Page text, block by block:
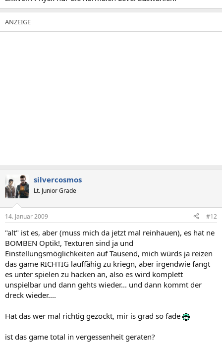
silvercosmos
Lt. Junior Grade
14. Januar 2009 #12
"alt" ist es, aber (muss mich da jetzt mal reinhauen), es hat ne
BOMBEN Optik!, Texturen sind ja und
Einstellungsmöglichkeiten auf Tausend, mich würds ja reizen
das game RICHTIG lauffähig zu kriegn, aber irgendwie fangt
es unter spielen zu hacken an, also es wird komplett
unspielbar und dann gehts wieder... und dann kommt der
dreck wieder....
Hat das wer mal richtig gezockt, mir is grad so fade
ist das game total in vergessenheit geraten?